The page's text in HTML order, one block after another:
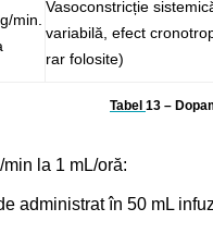
min.
Vasoconstricție
variabilă, efect
rar folosite)
Tabel 13 –
la 1 mL/oră:
în 50 mL